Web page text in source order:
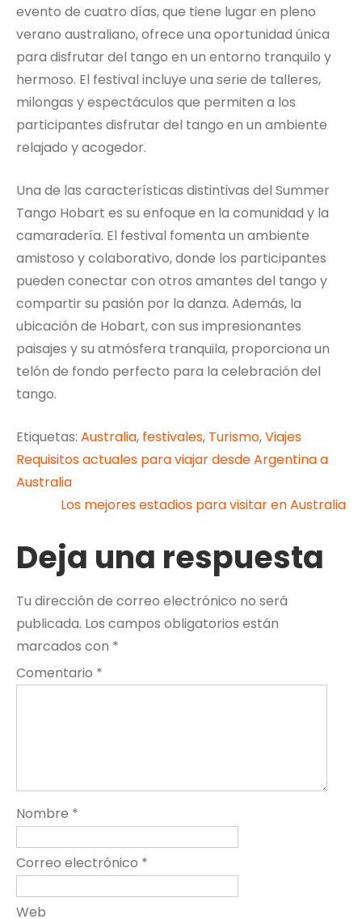
evento de cuatro días, que tiene lugar en pleno
verano australiano, ofrece una oportunidad única
para disfrutar del tango en un entorno tranquilo y
hermoso. El festival incluye una serie de talleres,
milongas y espectáculos que permiten a los
participantes disfrutar del tango en un ambiente
relajado y acogedor.
Una de las características distintivas del Summer
Tango Hobart es su enfoque en la comunidad y la
camaradería. El festival fomenta un ambiente
amistoso y colaborativo, donde los participantes
pueden conectar con otros amantes del tango y
compartir su pasión por la danza. Además, la
ubicación de Hobart, con sus impresionantes
paisajes y su atmósfera tranquila, proporciona un
telón de fondo perfecto para la celebración del
tango.
Etiquetas: Australia, festivales, Turismo,Viajes
Navegación
de
Requisitos actuales para viajar desde Argentina a
Australia
Los mejores estadios para visitar en Australia
Deja una respuesta
Tu dirección de correo electrónico no será
publicada. Los campos obligatorios están
marcados con *
Comentario *
Nombre *
Correo electrónico *
Web